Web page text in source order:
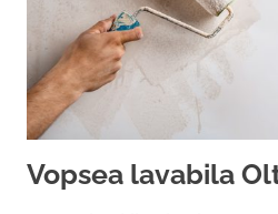
Vopsea lavabila